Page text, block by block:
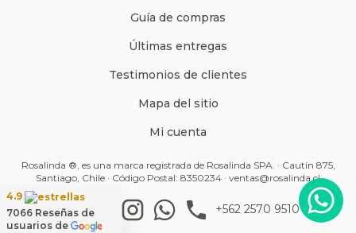
Guía de compras
Últimas entregas
Testimonios de clientes
Mapa del sitio
Mi cuenta
Rosalinda ®, es una marca registrada de Rosalinda SPA. · Cautín 875,
Santiago, Chile · Código Postal: 8350234 · ventas@rosalinda.cl
+562 2570 9510
4.9
7066 Reseñas de
usuarios de